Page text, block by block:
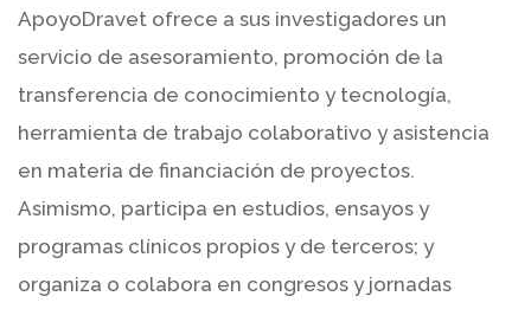
ApoyoDravet ofrece a sus investigadores un
servicio de asesoramiento, promoción de la
transferencia de conocimiento y tecnología,
herramienta de trabajo colaborativo y asistencia
en materia de financiación de proyectos.
Asimismo, participa en estudios, ensayos y
programas clínicos propios y de terceros; y
organiza o colabora en congresos y jornadas